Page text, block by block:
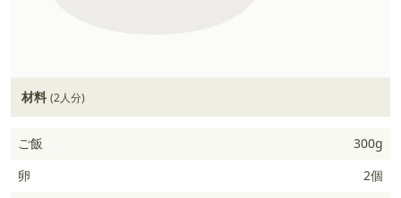
材料 (2人分)
ご飯
300g
卵
2個